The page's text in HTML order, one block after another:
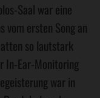
Saal war eine
vom ersten Song an
so lautstark
In-Ear-Monitoring
war in